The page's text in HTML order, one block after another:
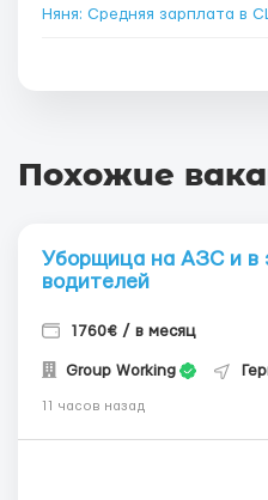
Няня: Средняя зарплата в
Похожие
Уборщица на АЗС и в
водителей
1760€ / в месяц
Group Working
11 часов назад